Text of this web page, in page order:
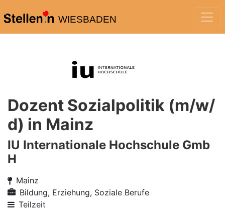
WIESBADEN
Dozent Sozialpolitik (m/w/
d) in Mainz
IU Internationale Hochschule Gmb
H
Mainz
Bildung, Erziehung, Soziale Berufe
Teilzeit